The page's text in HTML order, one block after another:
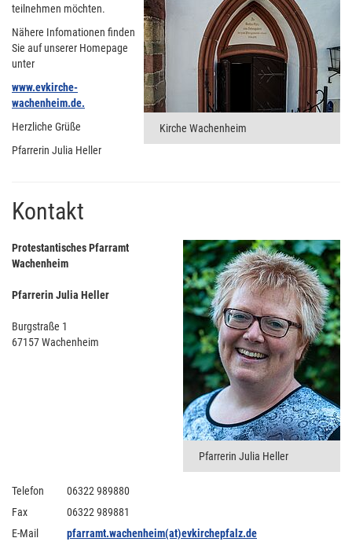
Kirche Wachenheim
teilnehmen möchten.
Nähere Infomationen finden
Sie auf unserer Homepage
unter
www.evkirche-
wachenheim.de.
Herzliche Grüße
Pfarrerin Julia Heller
Kontakt
Pfarrerin Julia Heller
Protestantisches Pfarramt
Wachenheim
Pfarrerin Julia Heller
Burgstraße 1
67157 Wachenheim
Telefon
06322 989880
Fax
06322 989881
E-Mail
pfarramt.wachenheim(at)evkirchepfalz.de